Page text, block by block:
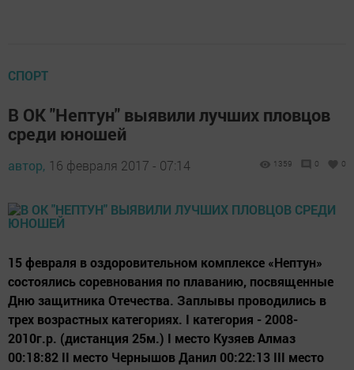
СПОРТ
В ОК "Нептун" выявили лучших пловцов
среди юношей
автор, 16 февраля 2017 - 07:14 1359 0 0
15 февраля в оздоровительном комплексе «Нептун»
состоялись соревнования по плаванию, посвященные
Дню защитника Отечества. Заплывы проводились в
трех возрастных категориях. I категория - 2008-
2010г.р. (дистанция 25м.) I место Кузяев Алмаз
00:18:82 II место Чернышов Данил 00:22:13 III место